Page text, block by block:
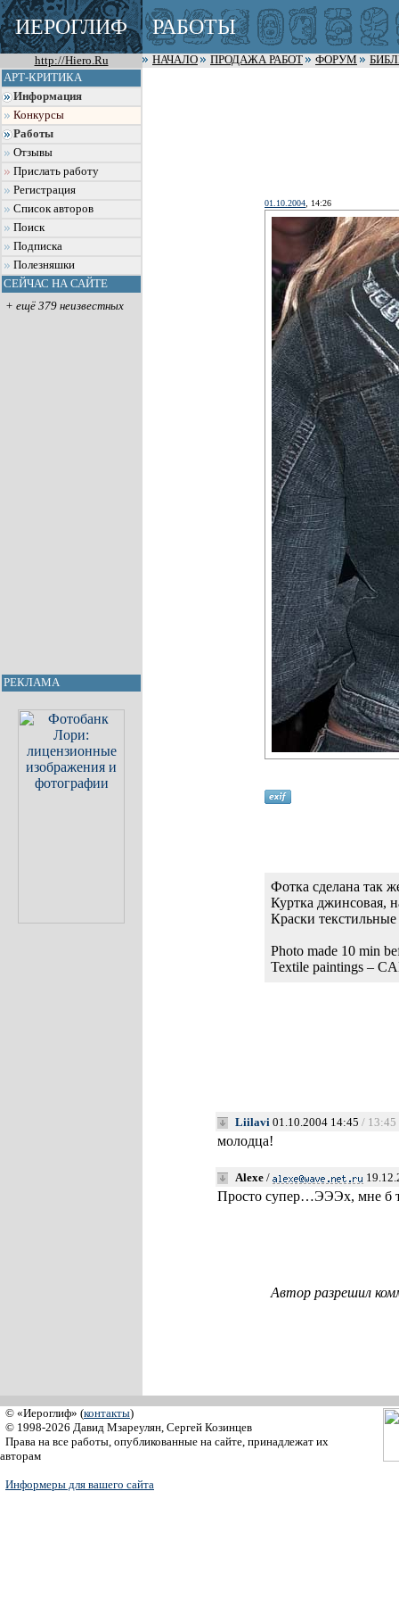
ИЕРОГЛИФ РАБОТЫ
http://Hiero.Ru НАЧАЛО ПРОДАЖА РАБОТ ФОРУМ
АРТ-КРИТИКА
Информация
Конкурсы
Работы
Отзывы
Прислать работу
Регистрация
Список авторов
Поиск
Подписка
Полезняшки
СЕЙЧАС НА САЙТЕ
+ ещё 379 неизвестных
РЕКЛАМА
01.10.2004 , 14:26
Фотка сделана так
Куртка джинсовая,
Краски
Photo made 10 min
Textile paintings –
Liilavi 01.10.2004 14:45 / 13:45
молодца!
Alexe /
Просто супер…ЭЭЭх, мне б
Автор разрешил
© «Иероглиф» (контакты)
© 1998-2026 Давид Мзареулян, Сергей Козинцев
Права на все работы, опубликованные на сайте, принадлежат их
авторам
Информеры для вашего сайта